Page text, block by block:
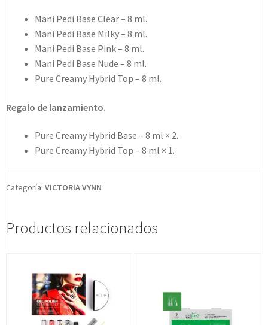
Mani Pedi Base Clear – 8 ml.
Mani Pedi Base Milky – 8 ml.
Mani Pedi Base Pink – 8 ml.
Mani Pedi Base Nude – 8 ml.
Pure Creamy Hybrid Top – 8 ml.
Regalo de lanzamiento.
Pure Creamy Hybrid Base – 8 ml × 2.
Pure Creamy Hybrid Top – 8 ml × 1.
Categoría: VICTORIA VYNN
Productos relacionados